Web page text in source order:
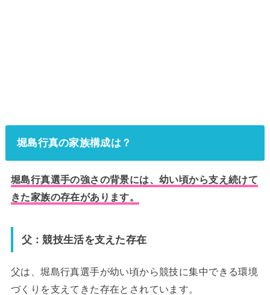
堀島行真の家族構成は？
堀島行真選手の強さの背景には、幼い頃から支え続けて
きた家族の存在があります。
父：競技生活を支えた存在
父は、堀島行真選手が幼い頃から競技に集中できる環境
づくりを支えてきた存在とされています。